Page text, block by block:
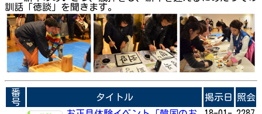
訓話「徳談」を聞きます。
番
号
タイトル 掲示日 照会